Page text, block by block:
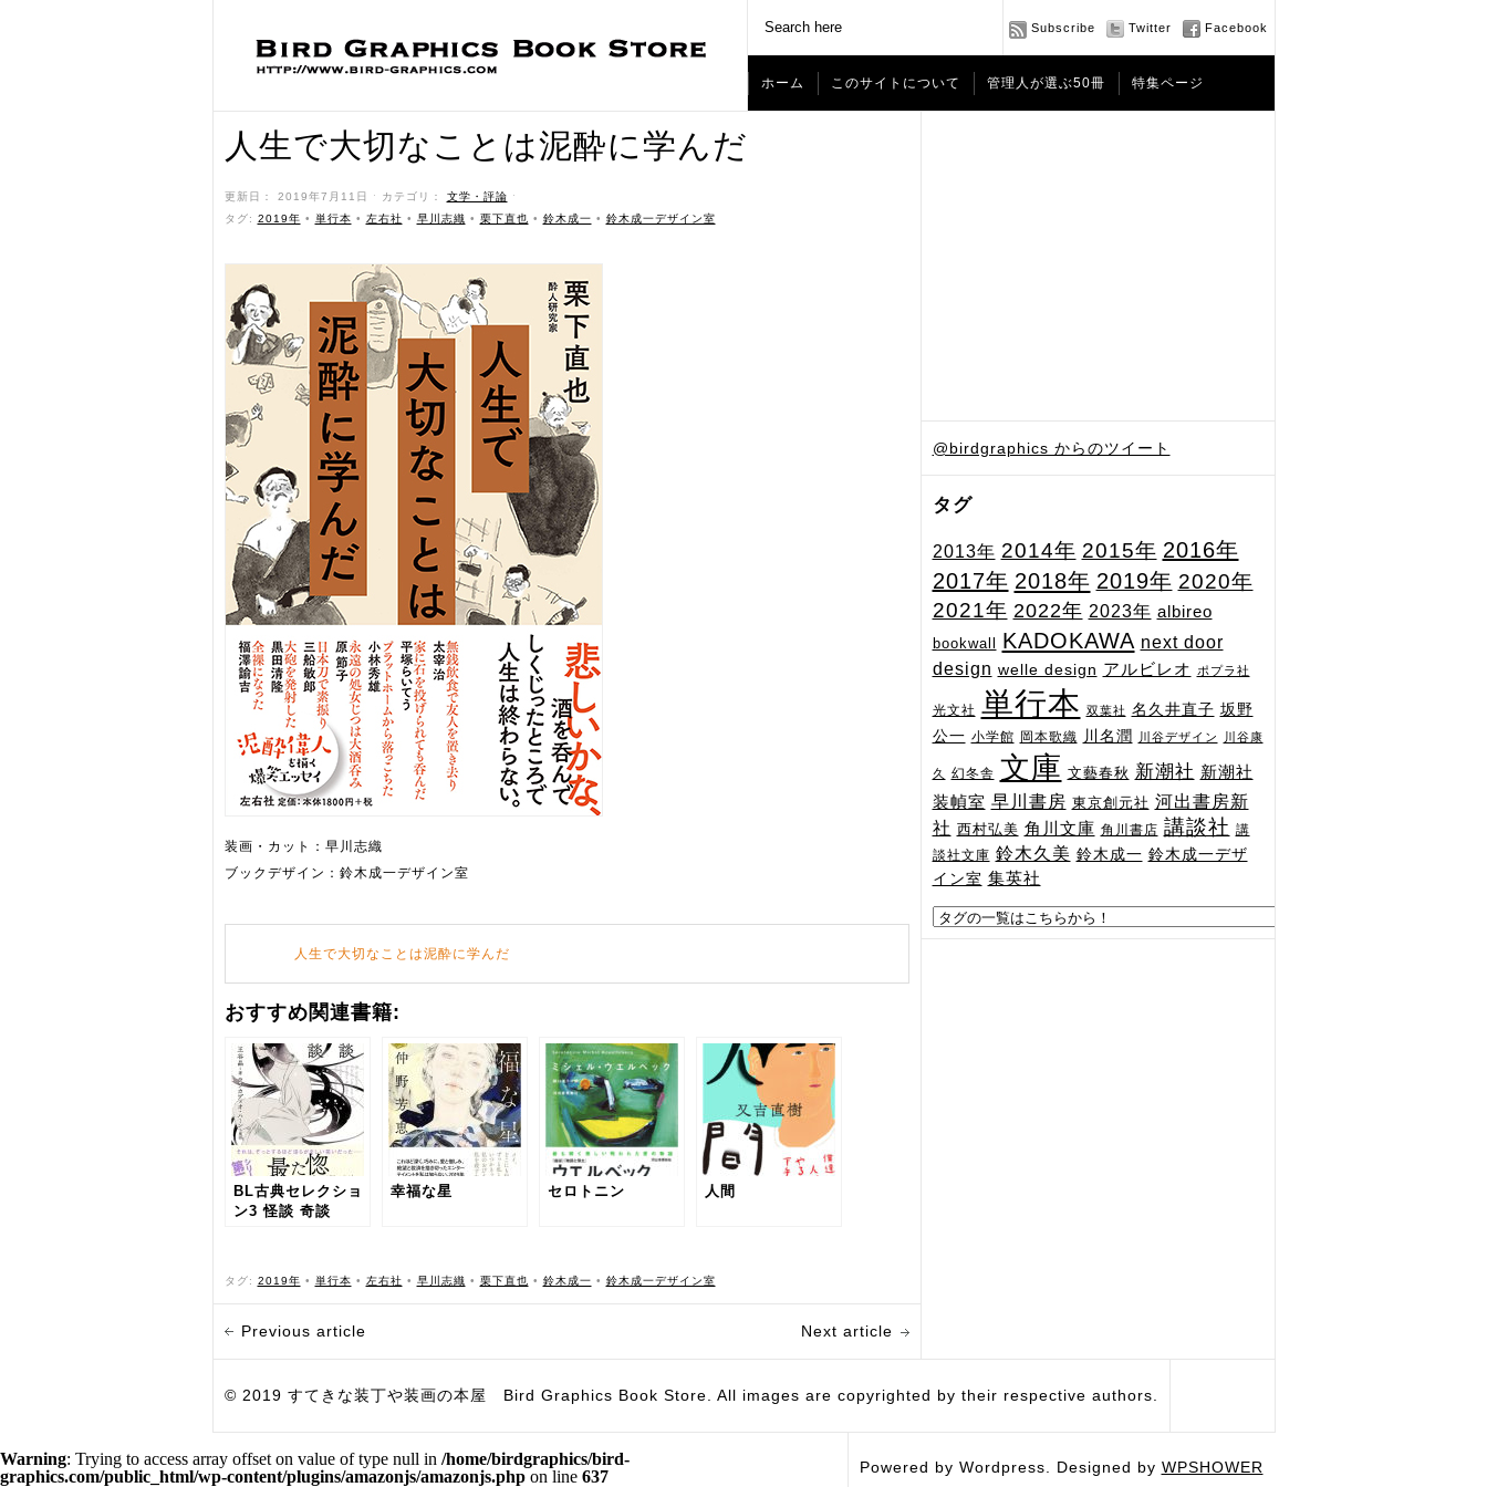
Subscribe Twitter Facebook
ホーム このサイトについて 管理人が選ぶ50冊 特集ページ
@birdgraphics からのツイート
タグ
2013年 2014年 2015年 2016年
2017年 2018年 2019年 2020年
2021年 2022年 2023年 albireo
bookwall KADOKAWA next door
design welle design アルビレオ ポプラ社
光文社 単行本 双葉社 名久井直子 坂野
公一 小学館 岡本歌織 川名潤 川谷デザイン 川谷康
久 幻冬舎 文庫 文藝春秋 新潮社 新潮社
装幀室 早川書房 東京創元社 河出書房新
社 西村弘美 角川文庫 角川書店 講談社 講
談社文庫 鈴木久美 鈴木成一 鈴木成一デザ
イン室 集英社
人生で大切なことは泥酔に学んだ
更新日： 2019年7月11日 ˑ カテゴリ： 文学・評論 ˑ
タグ: 2019年 • 単行本 • 左右社 • 早川志織 • 栗下直也 • 鈴木成一 • 鈴木成一デザイン室
装画・カット：早川志織
ブックデザイン：鈴木成一デザイン室
人生で大切なことは泥酔に学んだ
おすすめ関連書籍:
BL古典セレクショ
ン3 怪談 奇談
幸福な星 セロトニン 人間
タグ: 2019年 • 単行本 • 左右社 • 早川志織 • 栗下直也 • 鈴木成一 • 鈴木成一デザイン室
Previous article Next article
© 2019 すてきな装丁や装画の本屋 Bird Graphics Book Store. All images are copyrighted by their respective authors.
Powered by Wordpress. Designed by WPSHOWER
Warning: Trying to access array offset on value of type null in /home/birdgraphics/bird-
graphics.com/public_html/wp-content/plugins/amazonjs/amazonjs.php on line 637